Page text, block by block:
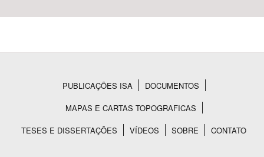
Rodapé
PUBLICAÇÕES ISA
DOCUMENTOS
MAPAS E CARTAS TOPOGRAFICAS
TESES E DISSERTAÇÕES
VÍDEOS SOBRE CONTATO